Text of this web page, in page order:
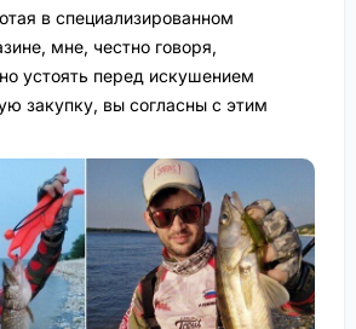
в специализированном
мне, честно говоря,
устоять перед искушением
закупку, вы согласны с этим